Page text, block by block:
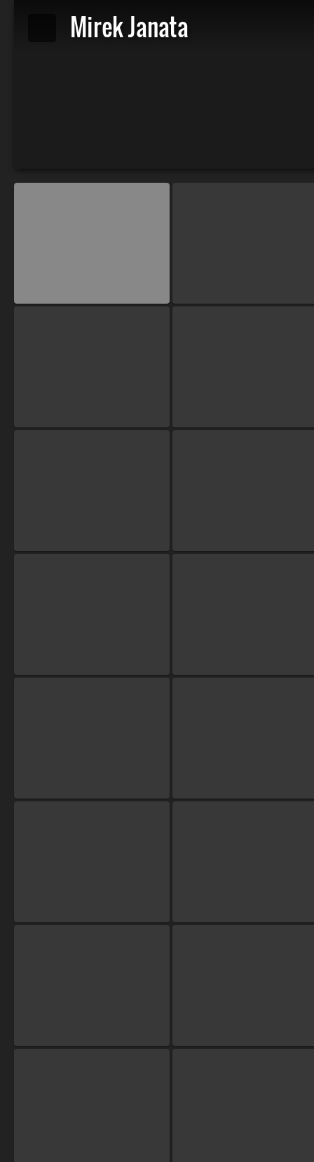
Mirek Janata